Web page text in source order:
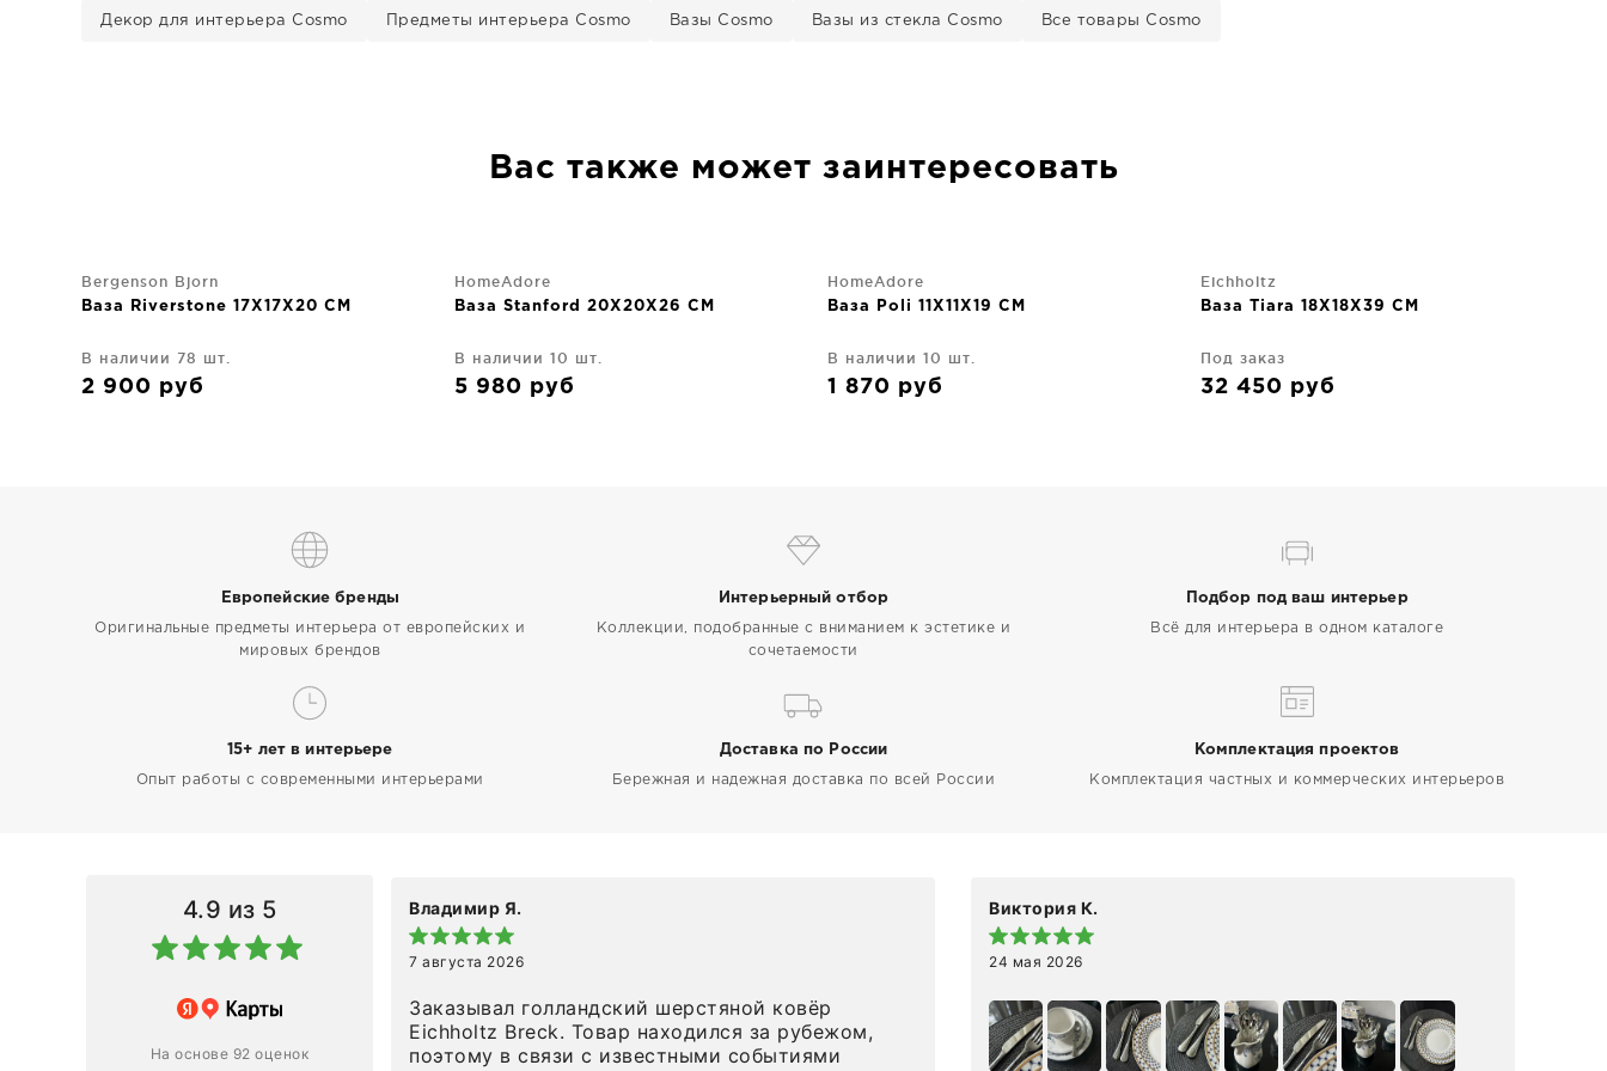
Декор для интерьера Cosmo Предметы интерьера Cosmo Вазы Cosmo Вазы из стекла Cosmo Все товары Cosmo
Вас также может заинтересовать
Bergenson Bjorn
Ваза Riverstone 17X17X20 CM
В наличии 78 шт.
2 900 руб
HomeAdore
Ваза Stanford 20X20X26 CM
В наличии 10 шт.
5 980 руб
HomeAdore
Ваза Poli 11X11X19 CM
В наличии 10 шт.
1 870 руб
Eichholtz
Ваза Tiara 18X18X39 CM
Под заказ
32 450 руб
Европейские бренды
Оригинальные предметы интерьера от европейских и
мировых брендов
Интерьерный отбор
Коллекции, подобранные с вниманием к эстетике и
сочетаемости
Подбор под ваш интерьер
Всё для интерьера в одном каталоге
15+ лет в интерьере
Опыт работы с современными интерьерами
Доставка по России
Бережная и надежная доставка по всей России
Комплектация проектов
Комплектация частных и коммерческих интерьеров
4.9 из 5
На основе 92 оценок
Владимир Я.
7 августа 2026
Заказывал голландский шерстяной ковёр
Eichholtz Breck. Товар находился за рубежом,
поэтому в связи с известными событиями
Виктория К.
24 мая 2026